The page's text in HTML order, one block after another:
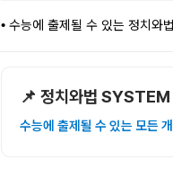
• 수능에 출제될 수 있는 정치와
📌 정치와법 SYSTEM
수능에 출제될 수 있는 모든